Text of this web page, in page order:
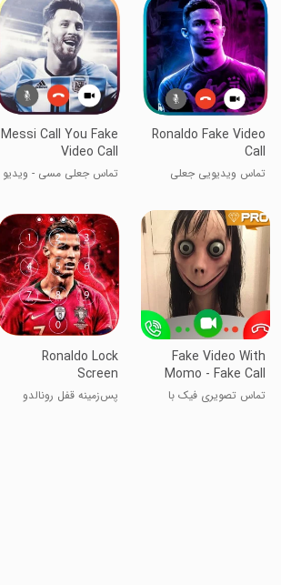
Ronaldo Fake Video
Call
تماس ویدیویی جعلی
Messi Call You Fake
Video Call
تماس جعلی مسی - ویدیو
Fake Video With
Momo - Fake Call
Simulation
تماس تصویری فیک با
Ronaldo Lock
Screen
پس‌زمینه قفل رونالدو